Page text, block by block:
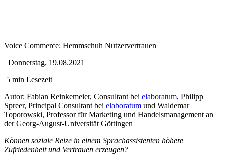
Voice Commerce: Hemmschuh Nutzervertrauen
Donnerstag, 19.08.2021
5 min Lesezeit
Autor: Fabian Reinkemeier, Consultant bei elaboratum, Philipp
Spreer, Principal Consultant bei elaboratum und Waldemar
Toporowski, Professor für Marketing und Handelsmanagement an
der Georg-August-Universität Göttingen
Können soziale Reize in einem Sprachassistenten höhere
Zufriedenheit und Vertrauen erzeugen?